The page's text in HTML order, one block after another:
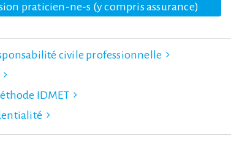
praticien-ne-s (y compris assurance)
civile professionnelle
IDMET